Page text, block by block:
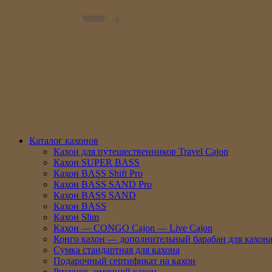
Каталог кахонов
Кахон для путешественников Travel Cajon
Кахон SUPER BASS
Кахон BASS Shift Pro
Кахон BASS SAND Pro
Кахон BASS SAND
Кахон BASS
Кахон Slim
Кахон — CONGO Cajon — Live Cajon
Конго кахон — дополнительный барабан для кахона
Сумка стандартная для кахона
Подарочный сертификат на кахон